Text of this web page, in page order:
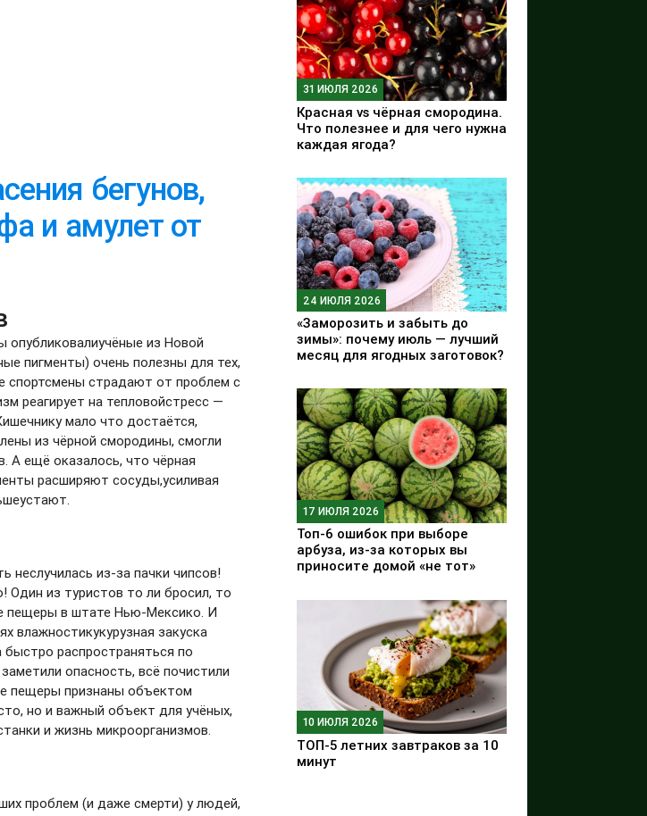
бегунов,
и амулет от
опубликовалиучёные из Новой
пигменты) очень полезны для тех,
спортсмены страдают от проблем с
реагирует на тепловойстресс —
мало что достаётся,
из чёрной смородины, смогли
А ещё оказалось, что чёрная
расширяют сосуды,усиливая
неслучилась из-за пачки чипсов!
Один из туристов то ли бросил, то
пещеры в штате Нью-Мексико. И
влажностикукурузная закуска
распространяться по
опасность, всё почистили
пещеры признаны объектом
но и важный объект для учёных,
и жизнь микроорганизмов.
проблем (и даже смерти) у людей,
31 ИЮЛЯ 2026
Красная vs чёрная смородина.
Что полезнее и для чего нужна
каждая ягода?
24 ИЮЛЯ 2026
«Заморозить и забыть до
зимы»: почему июль — лучший
месяц для ягодных заготовок?
17 ИЮЛЯ 2026
Топ-6 ошибок при выборе
арбуза, из-за которых вы
приносите домой «не тот»
10 ИЮЛЯ 2026
ТОП-5 летних завтраков за 10
минут